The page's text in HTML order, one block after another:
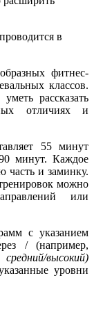
в
фитнес-
классов.
рассказать
отличиях и
55 минут
минут. Каждое
часть и заминку.
можно
или
с указанием
/ (например,
высокий)
уровни